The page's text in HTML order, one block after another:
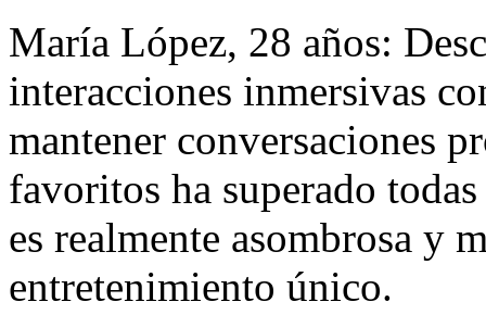
María López, 28 años:
interacciones inmersivas
mantener conversaciones
favoritos ha superado
es realmente asombrosa y
entretenimiento único.